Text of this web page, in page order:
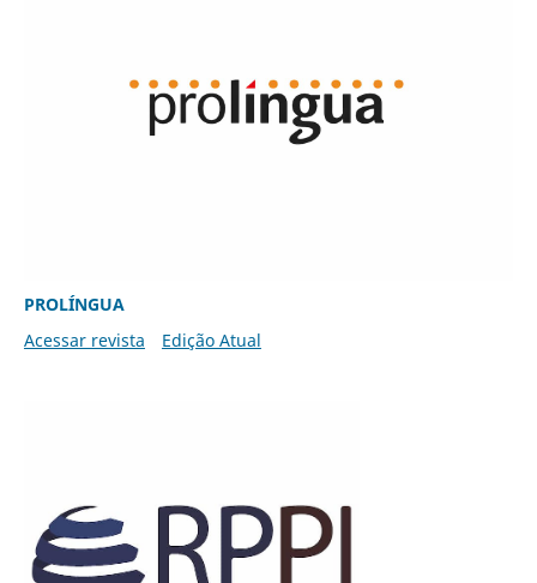
PROLÍNGUA
Acessar revista
Edição Atual